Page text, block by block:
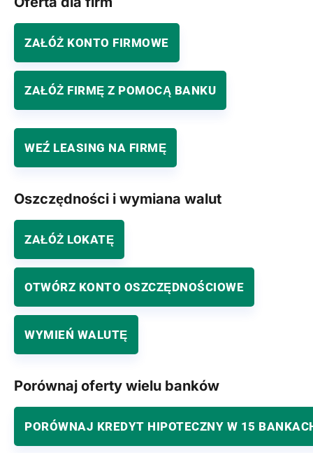
ZAŁÓŻ KONTO FIRMOWE
ZAŁÓŻ FIRMĘ Z POMOCĄ BANKU
WEŹ LEASING NA FIRMĘ
Oszczędności i wymiana walut
ZAŁÓŻ LOKATĘ
OTWÓRZ KONTO OSZCZĘDNOŚCIOWE
WYMIEŃ WALUTĘ
Porównaj oferty wielu banków
PORÓWNAJ KREDYT HIPOTECZNY W 15